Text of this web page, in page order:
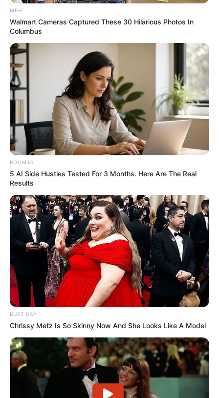
MFH
Walmart Cameras Captured These 30 Hilarious Photos In
Columbus
ROOM30
5 AI Side Hustles Tested For 3 Months. Here Are The Real
Results
BUZZ DAY
Chrissy Metz Is So Skinny Now And She Looks Like A Model